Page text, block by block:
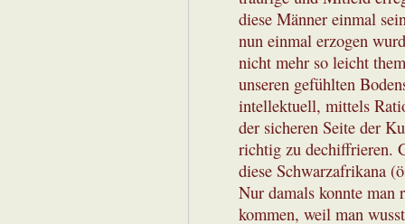
diese Männer einmal
nun einmal erzogen
nicht mehr so leicht
unseren gefühlten
intellektuell, mittels
der sicheren Seite der
richtig zu dechiffrieren.
diese Schwarzafrikana
Nur damals konnte man
kommen, weil man